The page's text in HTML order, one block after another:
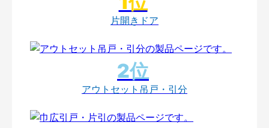
片開きドア
アウトセット吊戸・引分